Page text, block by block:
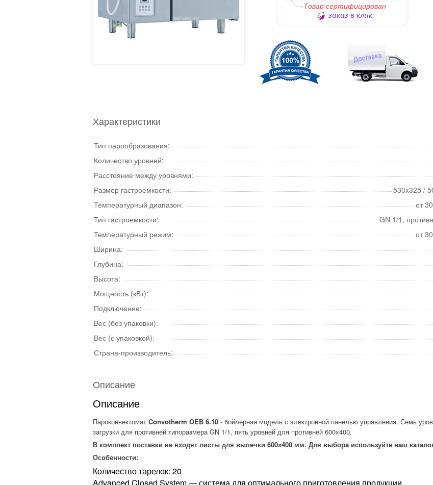
Товар сертифицирован
заказ в клик
Характеристики
Тип парообразования:
Количество уровней:
Расстояние между уровнями:
Размер гастроемкости:
530x325 /
Температурный диапазон:
от
Тип гастроемкости:
GN 1/1,
Температурный режим:
от
Ширина:
Глубина:
Высота:
Мощность (кВт):
Подключение:
Вес (без упаковки):
Вес (с упаковкой):
Страна-производитель:
Описание
Описание
Пароконвектомат Convotherm OEB 6.10 - бойлерная модель с электронной панелью управления. Семь
загрузки для противней типоразмера GN 1/1, пять уровней для противней 600x400.
В комплект поставки не входят листы для выпечки 600х400 мм. Для выбора используйте наш
Особенности:
Количество тарелок: 20